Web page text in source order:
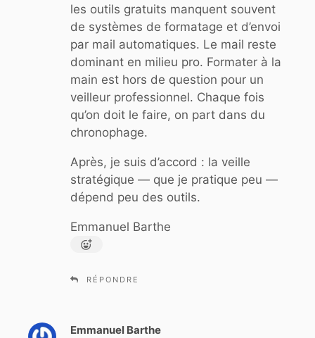
les outils gratuits manquent souvent
de systèmes de formatage et d’envoi
par mail automatiques. Le mail reste
dominant en milieu pro. Formater à la
main est hors de question pour un
veilleur professionnel. Chaque fois
qu’on doit le faire, on part dans du
chronophage.
Après, je suis d’accord : la veille
stratégique — que je pratique peu —
dépend peu des outils.
Emmanuel Barthe
RÉPONDRE
Emmanuel Barthe